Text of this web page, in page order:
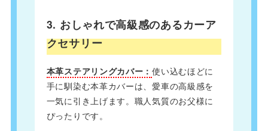
3. おしゃれで高級感のあるカーア
クセサリー
本革ステアリングカバー：使い込むほどに
手に馴染む本革カバーは、愛車の高級感を
一気に引き上げます。職人気質のお父様に
ぴったりです。